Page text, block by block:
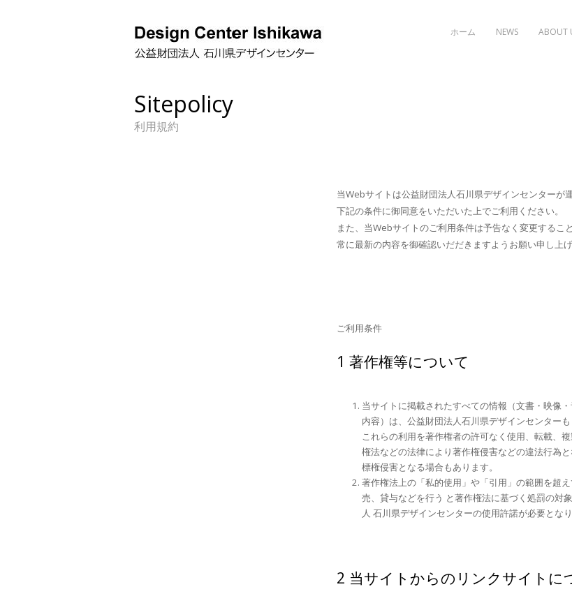
ホーム NEWS ABOUT
Sitepolicy
利用規約
当Webサイトは公益財団法人石川県デザインセンターが
下記の条件に御同意をいただいた上でご利用ください。
また、当Webサイトのご利用条件は予告なく変更するこ
常に最新の内容を御確認いだだきますようお願い申し上げ
ご利用条件
1 著作権等について
当サイトに掲載されたすべての情報（文書・映像
内容）は、公益財団法人石川県デザインセンター
これらの利用を著作権者の許可なく使用、転載、
権法などの法律により著作権侵害などの違法行為
標権侵害となる場合もあります。
著作権法上の「私的使用」や「引用」の範囲を超
売、貸与などを行う と著作権法に基づく処罰の対
人 石川県デザインセンターの使用許諾が必要となり
2 当サイトからのリンクサイトに